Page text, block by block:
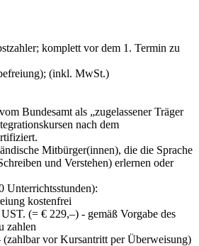
komplett vor dem 1. Termin zu
(inkl. MwSt.)
Bundesamt als „zugelassener Träger
nach dem
Mitbürger(innen), die die Sprache
und Verstehen) erlernen oder
Unterrichtsstunden):
kostenfrei
(= € 229,–) - gemäß Vorgabe des
zahlen
(zahlbar vor Kursantritt per Überweisung)